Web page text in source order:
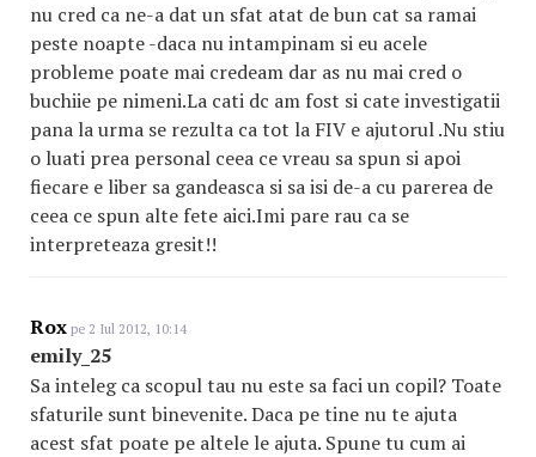
nu cred ca ne-a dat un sfat atat de bun cat sa ramai
peste noapte -daca nu intampinam si eu acele
probleme poate mai credeam dar as nu mai cred o
buchiie pe nimeni.La cati dc am fost si cate investigatii
pana la urma se rezulta ca tot la FIV e ajutorul .Nu stiu
o luati prea personal ceea ce vreau sa spun si apoi
fiecare e liber sa gandeasca si sa isi de-a cu parerea de
ceea ce spun alte fete aici.Imi pare rau ca se
interpreteaza gresit!!
Rox pe 2 Iul 2012, 10:14
emily_25
Sa inteleg ca scopul tau nu este sa faci un copil? Toate
sfaturile sunt binevenite. Daca pe tine nu te ajuta
acest sfat poate pe altele le ajuta. Spune tu cum ai